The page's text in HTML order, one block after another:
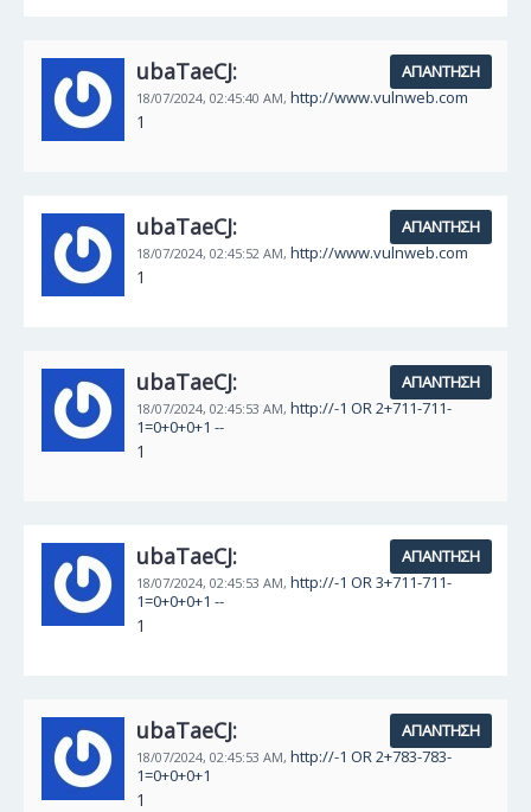
ubaTaeCJ:
18/07/2024, 02:45:40 AM, http://www.vulnweb.com
ΑΠΆΝΤΗΣΗ
1
ubaTaeCJ:
18/07/2024, 02:45:52 AM, http://www.vulnweb.com
ΑΠΆΝΤΗΣΗ
1
ubaTaeCJ:
18/07/2024, 02:45:53 AM, http://-1 OR 2+711-711-
1=0+0+0+1 --
ΑΠΆΝΤΗΣΗ
1
ubaTaeCJ:
18/07/2024, 02:45:53 AM, http://-1 OR 3+711-711-
1=0+0+0+1 --
ΑΠΆΝΤΗΣΗ
1
ubaTaeCJ:
18/07/2024, 02:45:53 AM, http://-1 OR 2+783-783-
1=0+0+0+1
ΑΠΆΝΤΗΣΗ
1